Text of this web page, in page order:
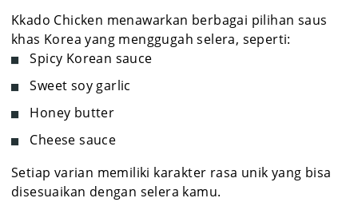
Kkado Chicken menawarkan berbagai pilihan saus
khas Korea yang menggugah selera, seperti:
Spicy Korean sauce
Sweet soy garlic
Honey butter
Cheese sauce
Setiap varian memiliki karakter rasa unik yang bisa
disesuaikan dengan selera kamu.